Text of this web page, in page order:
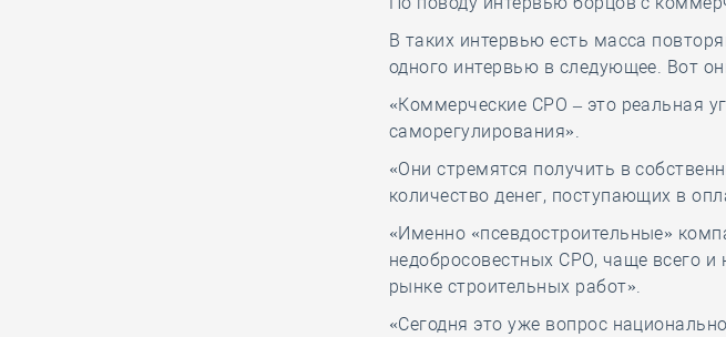
В таких интервью есть масса
одного интервью в следующее. Вот
«Коммерческие СРО – это реальная
саморегулирования».
«Они стремятся получить в
количество денег, поступающих в
«Именно «псевдостроительные»
недобросовестных СРО, чаще всего
рынке строительных работ».
«Сегодня это уже вопрос